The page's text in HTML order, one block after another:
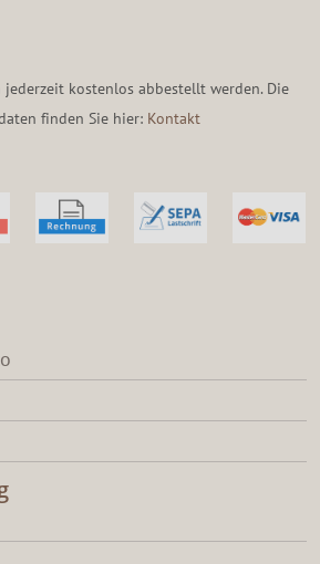
jederzeit kostenlos abbestellt werden. Die
finden Sie hier: Kontakt